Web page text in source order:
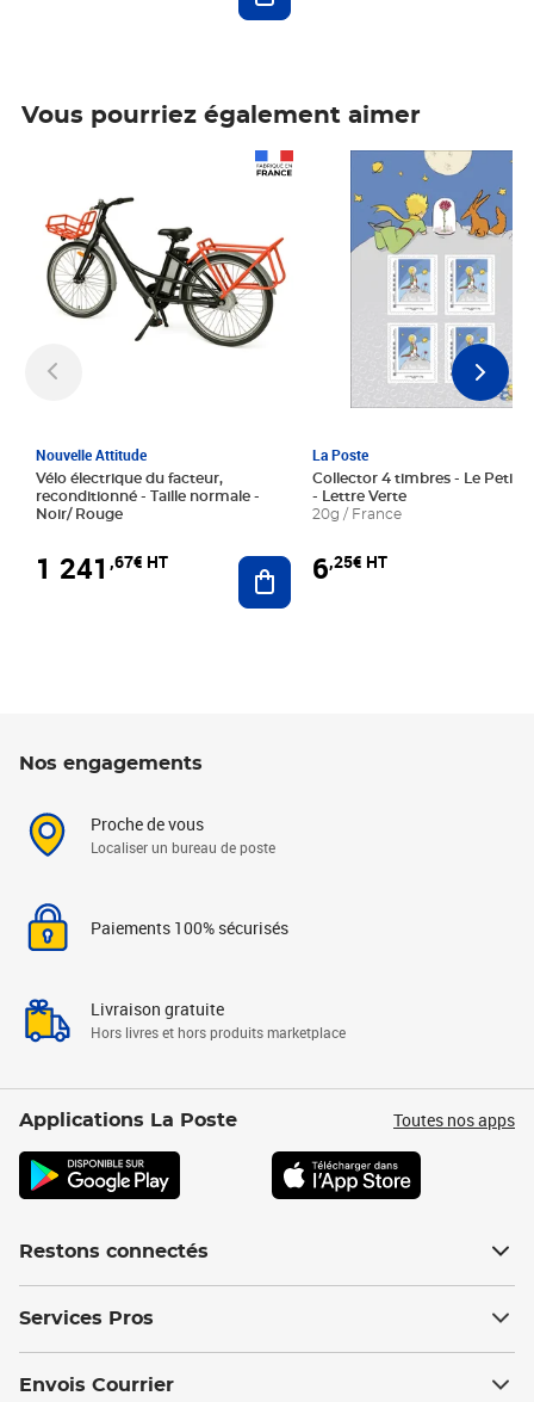
Vous pourriez également aimer
Nouvelle Attitude
Vélo électrique du facteur,
reconditionné - Taille normale -
Noir/ Rouge
1 241 ,67€ HT Ajouter au panier
La Poste
Collector 4 timbres - Le Petit
- Lettre Verte
20g / France
6,25€ HT
Prix 6,25€ HT
Nos engagements
Proche de vous
Localiser un bureau de poste
Paiements 100% sécurisés
Livraison gratuite
Hors livres et hors produits marketplace
Applications La Poste Toutes nos apps
Restons connectés
Services Pros
Envois Courrier